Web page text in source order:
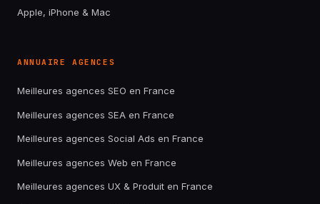
Apple, iPhone & Mac
ANNUAIRE AGENCES
Meilleures agences SEO en France
Meilleures agences SEA en France
Meilleures agences Social Ads en France
Meilleures agences Web en France
Meilleures agences UX & Produit en France